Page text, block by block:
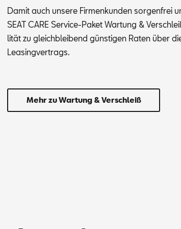
Da­mit auch un­se­re Fir­men­kun­den sor­gen­frei
SEAT CARE Ser­vice-Pa­ket War­tung &
li­tät zu gleich­blei­bend güns­ti­gen Ra­ten über
Lea­sing­ver­trags.
Mehr zu Wartung & Verschleiß